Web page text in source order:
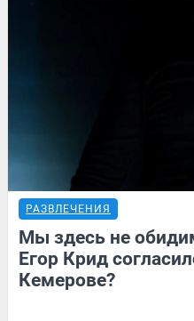
РАЗВЛЕЧЕНИЯ
Мы здесь не
Егор Крид
Кемерове?